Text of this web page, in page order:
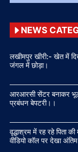
NEWS
लखीमपुर खीरी:- खेत में
जंगल में छोड़ा।
आरआरसी सेंटर बनाकर भूल
प्रबंधन बेपटरी।।
वृद्धाश्रम में रह रहे पिता
वीडियो कॉल पर देखा